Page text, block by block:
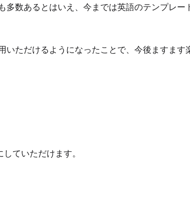
数あるとはいえ、今までは英語のテンプレー
ただけるようになったことで、今後ますま
ていただけます。